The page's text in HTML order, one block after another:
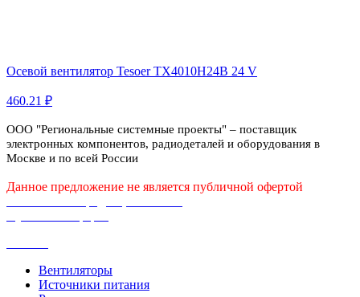
Осевой вентилятор Tesoer TX4010H24B 24 V
460.21 ₽
ООО "Региональные системные проекты" – поставщик
электронных компонентов, радиодеталей и оборудования в
Москве и по всей России
Данное предложение не является публичной офертой
Вентиляторы
Источники питания